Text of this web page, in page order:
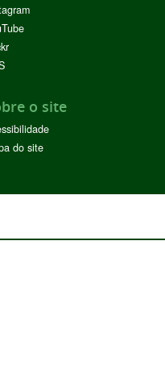
o site
do site